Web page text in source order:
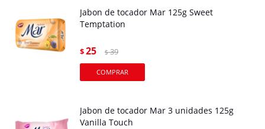
Jabon de tocador Mar 125g Sweet
Temptation
$25 $ 39
Jabon de tocador Mar 3 unidades 125g
Vanilla Touch